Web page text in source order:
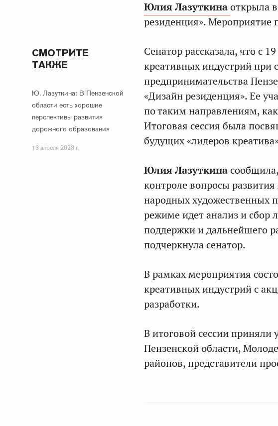
Юлия Лазуткинаоткрыла
резиденция». Мероприятие
СМОТРИТЕ
ТАКЖЕ
Ю. Лазуткина: В Пензенской
области есть хорошие
перспективы развития
дорожного образования
13 апреля 2023 г.
Сенатор рассказала, что с
креативных индустрий при
предпринимательства
«Дизайн резиденция». Ее
по таким направлениям,
Итоговая сессия была
будущих «лидеров
Юлия Лазуткина
контроле вопросы
народных художественных
режиме идет анализ и сбор
поддержки и дальнейшего
подчеркнула сенатор.
В рамках мероприятия
креативных индустрий с
разработки.
В итоговой сессии приняли
Пензенской области,
районов, представители